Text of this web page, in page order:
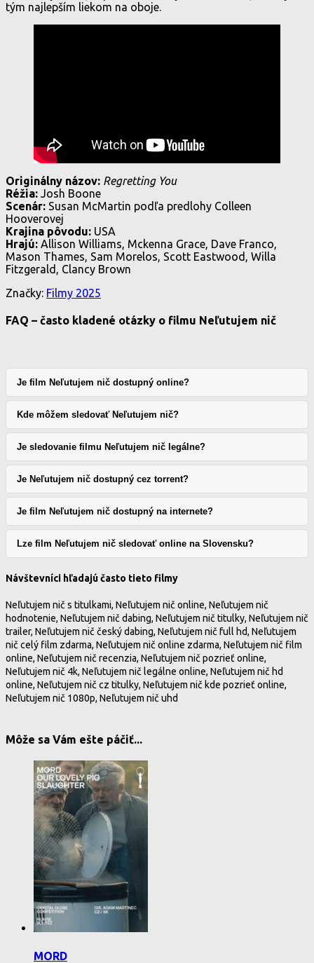
tým najlepším liekom na oboje.
Originálny názov: Regretting You
Réžia: Josh Boone
Scenár: Susan McMartin podľa predlohy Colleen
Hooverovej
Krajina pôvodu: USA
Hrajú: Allison Williams, Mckenna Grace, Dave Franco,
Mason Thames, Sam Morelos, Scott Eastwood, Willa
Fitzgerald, Clancy Brown
Značky: Filmy 2025
FAQ – často kladené otázky o filmu Neľutujem nič
Je film Neľutujem nič dostupný online?
Kde môžem sledovať Neľutujem nič?
Je sledovanie filmu Neľutujem nič legálne?
Je Neľutujem nič dostupný cez torrent?
Je film Neľutujem nič dostupný na internete?
Lze film Neľutujem nič sledovať online na Slovensku?
Návštevníci hľadajú často tieto filmy
Neľutujem nič s titulkami, Neľutujem nič online, Neľutujem nič
hodnotenie, Neľutujem nič dabing, Neľutujem nič titulky, Neľutujem nič
trailer, Neľutujem nič český dabing, Neľutujem nič full hd, Neľutujem
nič celý film zdarma, Neľutujem nič online zdarma, Neľutujem nič film
online, Neľutujem nič recenzia, Neľutujem nič pozrieť online,
Neľutujem nič 4k, Neľutujem nič legálne online, Neľutujem nič hd
online, Neľutujem nič cz titulky, Neľutujem nič kde pozrieť online,
Neľutujem nič 1080p, Neľutujem nič uhd
Môže sa Vám ešte páčiť...
MORD